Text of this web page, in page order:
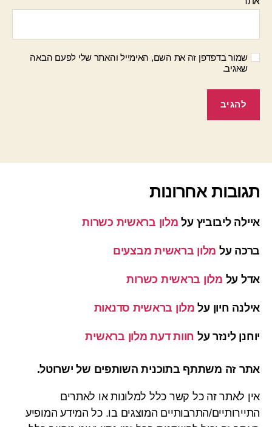
שמור בדפדפן זה את השם, האימייל והאתר שלי לפעם הבאה
שאגיב.
תגובות אחרונות
איילה ליבוביץ על מלון בראשית כשרות
ברכה על מלון בראשית מבצעים
אדל על מלון בראשית כשרות
אילנה חיון על מלון בראשית סדנאות
יוחנן לינזר על חוות דעת מלון בראשית
אתר זה משתתף בתוכנית השותפים של ישרוטל.
אין לאתר זה כל קשר כלל למלונות או לאתרים
התיירותיים/התרבותיים המוצגים בו. כל המידע המופיע